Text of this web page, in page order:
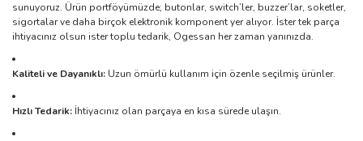
sunuyoruz. Ürün portföyümüzde; butonlar, switch’ler, buzzer’lar, soketler,
sigortalar ve daha birçok elektronik komponent yer alıyor. İster tek parça
ihtiyacınız olsun ister toplu tedarik, Ogessan her zaman yanınızda.
Kaliteli ve Dayanıklı: Uzun ömürlü kullanım için özenle seçilmiş ürünler.
Hızlı Tedarik: İhtiyacınız olan parçaya en kısa sürede ulaşın.